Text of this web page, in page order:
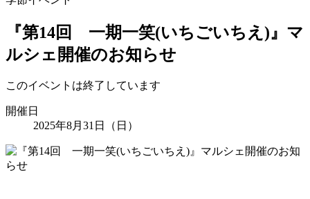
『第14回 一期一笑(いちごいちえ)』マ
ルシェ開催のお知らせ
このイベントは終了しています
開催日
2025年8月31日（日）